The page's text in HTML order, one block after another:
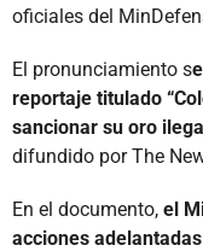
oficiales del
El pronunciamiento s
reportaje titulado
sancionar su oro
difundido por The
En el documento, el
acciones